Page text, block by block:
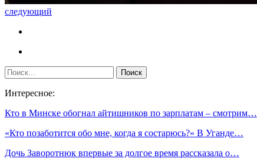
следующий
Интересное:
Кто в Минске обогнал айтишников по зарплатам – смотрим…
«Кто позаботится обо мне, когда я состарюсь?» В Уганде…
Дочь Заворотнюк впервые за долгое время рассказала о…